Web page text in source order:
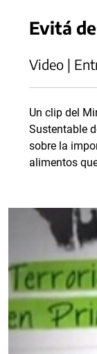
Evitá
Video |
Un clip del
Sustentable
sobre la
alimentos